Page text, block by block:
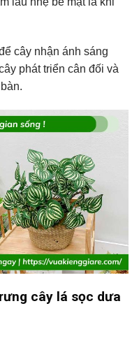
cây nhận ánh sáng
phát triển cân đối và
cây lá sọc dưa